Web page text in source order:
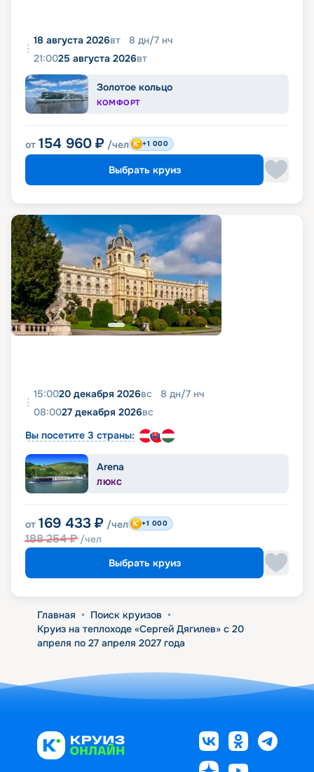
18 августа 2026вт 8 дн/7 нч
21:0025 августа 2026вт
Золотое кольцо
КОМФОРТ
от 154 960 ₽ /чел +1 000
Выбрать круиз
15:0020 декабря 2026вс 8 дн/7 нч
08:0027 декабря 2026вс
Вы посетите 3 страны:
Arena
ЛЮКС
от 169 433 ₽ /чел
188 254₽ /чел
+1 000
Выбрать круиз
Главная • Поиск круизов •
Круиз на теплоходе «Сергей Дягилев» с 20
апреля по 27 апреля 2027 года